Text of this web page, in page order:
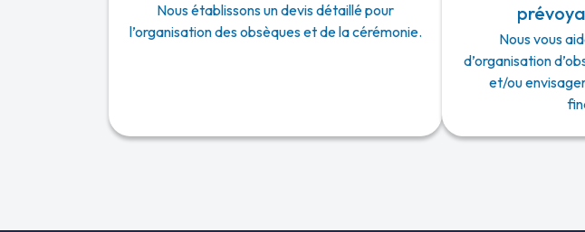
Nous établissons un devis détaillé pour
l’organisation des obsèques et de la cérémonie.
Nous vous
d’organisation
et/ou